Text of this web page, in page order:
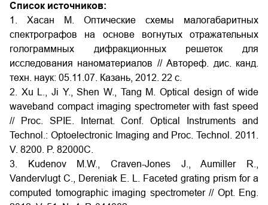
Список источников:
1. Хасан М. Оптические схемы малогабаритных
спектрографов на основе вогнутых отражательных
голограммных дифракционных решеток для
исследования наноматериалов // Автореф. дис. канд.
техн. наук: 05.11.07. Казань, 2012. 22 с.
2. Xu L., Ji Y., Shen W., Tang M. Optical design of wide
waveband compact imaging spectrometer with fast speed
// Proc. SPIE. Internat. Conf. Optical Instruments and
Technol.: Optoelectronic Imaging and Proc. Technol. 2011.
V. 8200. P. 82000C.
3. Kudenov M.W., Craven-Jones J., Aumiller R.,
Vandervlugt C., Dereniak E. L. Faceted grating prism for a
computed tomographic imaging spectrometer // Opt. Eng.